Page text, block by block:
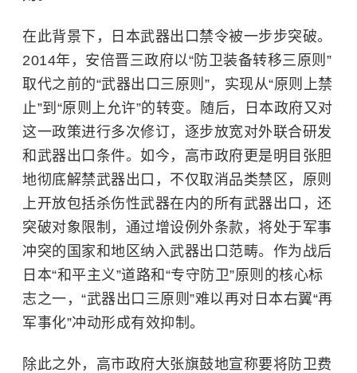
在此背景下，日本武器出口禁令被一步步突破。
2014年，安倍晋三政府以“防卫装备转移三原则”
取代之前的“武器出口三原则”，实现从“原则上禁
止”到“原则上允许”的转变。随后，日本政府又对
这一政策进行多次修订，逐步放宽对外联合研发
和武器出口条件。如今，高市政府更是明目张胆
地彻底解禁武器出口，不仅取消品类禁区，原则
上开放包括杀伤性武器在内的所有武器出口，还
突破对象限制，通过增设例外条款，将处于军事
冲突的国家和地区纳入武器出口范畴。作为战后
日本“和平主义”道路和“专守防卫”原则的核心标
志之一，“武器出口三原则”难以再对日本右翼“再
军事化”冲动形成有效抑制。
除此之外，高市政府大张旗鼓地宣称要将防卫费